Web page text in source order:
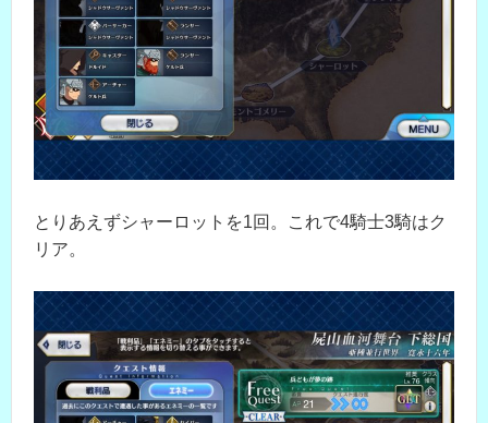
とりあえずシャーロットを1回。これで4騎士3騎はク
リア。